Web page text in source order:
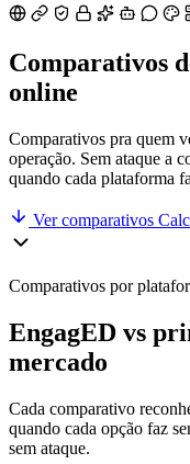
Comparativos
online
Comparativos pra quem
operação. Sem ataque a
quando cada plataforma
Ver comparativos
Comparativos por
EngagED vs
mercado
Cada comparativo
quando cada opção faz
sem ataque.